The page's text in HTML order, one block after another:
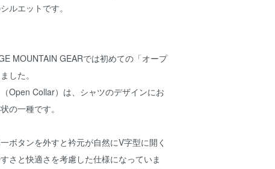
ルエットです。
MOUNTAIN GEARでは初めての「オープ
した。
（Open Collar）は、シャツのデザインにお
の一種です。
ボタンを外すと衿元が自然にV字型に開く
さと快適さを考慮した仕様になっていま